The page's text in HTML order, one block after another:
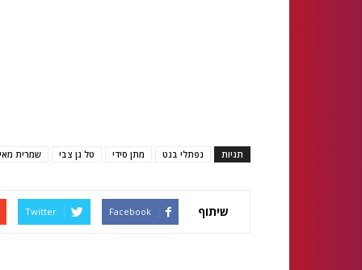
תגיות נפתלי בנט מתן סידי טל גן צבי שמרית
שיתוף Facebook
Twitter